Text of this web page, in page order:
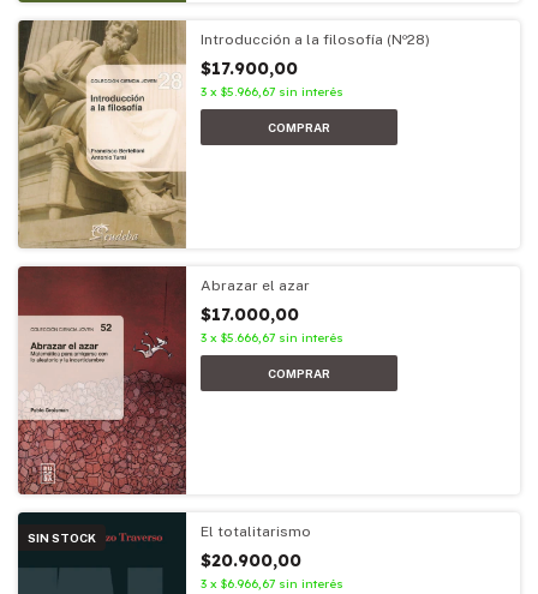
Introducción a la filosofía (Nº28)
$17.900,00
3 x $5.966,67 sin interés
Abrazar el azar
$17.000,00
3 x $5.666,67 sin interés
SIN STOCK El totalitarismo
$20.900,00
3 x $6.966,67 sin interés